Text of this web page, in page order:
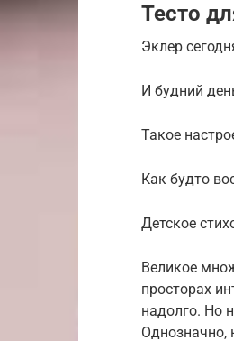
Тесто
Эклер
И будний
Такое
Как будто
Детское
Великое
просторах
надолго. Но
Однозначно,